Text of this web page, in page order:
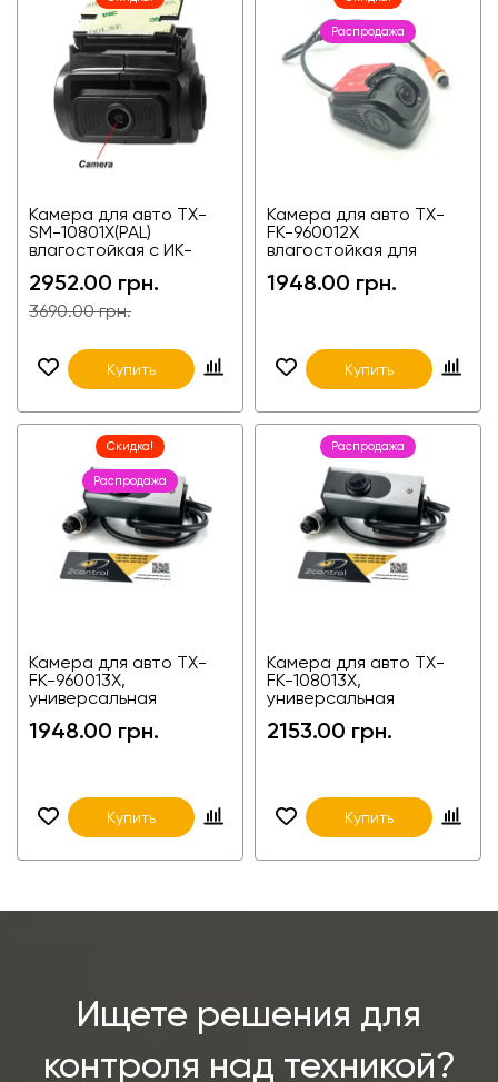
Камера для авто TX-
SM-10801X(PAL)
влагостойкая с ИК-
универсальная
2952.00 грн.
3690.00 грн.
Купить
Распродажа
Камера для авто TX-
FK-960012X
влагостойкая для
1948.00 грн.
Купить
Скидка!
Распродажа
Камера для авто TX-
FK-960013X,
универсальная
1948.00 грн.
Купить
Распродажа
Камера для авто TX-
FK-108013X,
универсальная
2153.00 грн.
Купить
Ищете решения для
контроля над техникой?